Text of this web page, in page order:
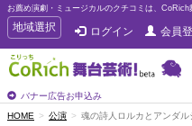
お薦め演劇・ミュージカルのクチコミは、CoRich
T
o
g
g
e
n
地域選択 ログイン 会員
バナー広告お申込み
HOME 公演 魂の詩人ロルカとアンダル